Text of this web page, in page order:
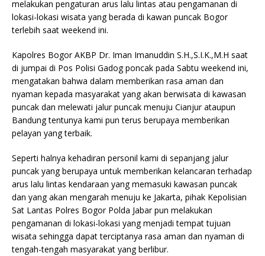
melakukan pengaturan arus lalu lintas atau pengamanan di
lokasi-lokasi wisata yang berada di kawan puncak Bogor
terlebih saat weekend ini.
Kapolres Bogor AKBP Dr. Iman Imanuddin S.H.,S.I.K.,M.H saat
di jumpai di Pos Polisi Gadog poncak pada Sabtu weekend ini,
mengatakan bahwa dalam memberikan rasa aman dan
nyaman kepada masyarakat yang akan berwisata di kawasan
puncak dan melewati jalur puncak menuju Cianjur ataupun
Bandung tentunya kami pun terus berupaya memberikan
pelayan yang terbaik.
Seperti halnya kehadiran personil kami di sepanjang jalur
puncak yang berupaya untuk memberikan kelancaran terhadap
arus lalu lintas kendaraan yang memasuki kawasan puncak
dan yang akan mengarah menuju ke Jakarta, pihak Kepolisian
Sat Lantas Polres Bogor Polda Jabar pun melakukan
pengamanan di lokasi-lokasi yang menjadi tempat tujuan
wisata sehingga dapat terciptanya rasa aman dan nyaman di
tengah-tengah masyarakat yang berlibur.